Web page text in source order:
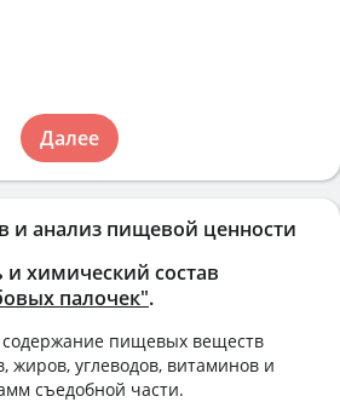
и анализ пищевой ценности
химический состав
палочек".
пищевых веществ
жиров, углеводов, витаминов и
съедобной части.
Далее